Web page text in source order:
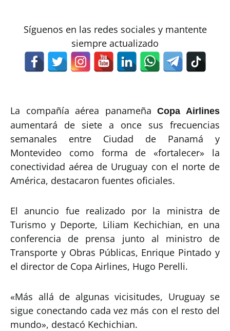
Síguenos en las redes sociales y mantente
siempre actualizado
La compañía aérea panameñaCopa Airlines
aumentará de siete a once sus frecuencias
semanales entre Ciudad de Panamá y
Montevideo como forma de «fortalecer» la
conectividad aérea de Uruguay con el norte de
América, destacaron fuentes oficiales.
El anuncio fue realizado por la ministra de
Turismo y Deporte, Liliam Kechichian, en una
conferencia de prensa junto al ministro de
Transporte y Obras Públicas, Enrique Pintado y
el director de Copa Airlines, Hugo Perelli.
«Más allá de algunas vicisitudes, Uruguay se
sigue conectando cada vez más con el resto del
mundo», destacó Kechichian.